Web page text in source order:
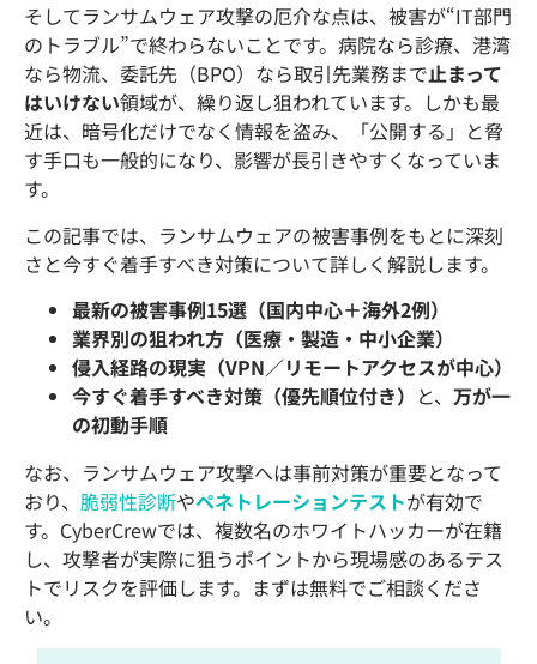
そしてランサムウェア攻撃の厄介な点は、被害が“IT部門
のトラブル”で終わらないことです。病院なら診療、港湾
なら物流、委託先（BPO）なら取引先業務まで止まって
はいけない領域が、繰り返し狙われています。しかも最
近は、暗号化だけでなく情報を盗み、「公開する」と脅
す手口も一般的になり、影響が長引きやすくなっていま
す。
この記事では、ランサムウェアの被害事例をもとに深刻
さと今すぐ着手すべき対策について詳しく解説します。
最新の被害事例15選（国内中心＋海外2例）
業界別の狙われ方（医療・製造・中小企業）
侵入経路の現実（VPN／リモートアクセスが中心）
今すぐ着手すべき対策（優先順位付き） と、 万が一
の初動手順
なお、ランサムウェア攻撃へは事前対策が重要となって
おり、 脆弱性診断やペネトレーションテストが有効で
す。CyberCrewでは、複数名のホワイトハッカーが在籍
し、攻撃者が実際に狙うポイントから現場感のあるテス
トでリスクを評価します。まずは無料でご相談くださ
い。